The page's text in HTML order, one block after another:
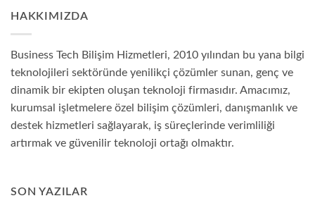
HAKKIMIZDA
Business Tech Bilişim Hizmetleri, 2010 yılından bu yana bilgi
teknolojileri sektöründe yenilikçi çözümler sunan, genç ve
dinamik bir ekipten oluşan teknoloji firmasıdır. Amacımız,
kurumsal işletmelere özel bilişim çözümleri, danışmanlık ve
destek hizmetleri sağlayarak, iş süreçlerinde verimliliği
artırmak ve güvenilir teknoloji ortağı olmaktır.
SON YAZILAR